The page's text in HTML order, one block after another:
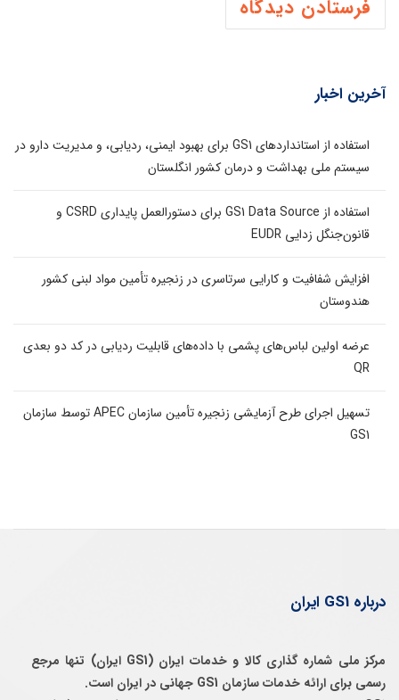
آخرین اخبار
استفاده از استانداردهای GS1 برای بهبود ایمنی، ردیابی، و مدیریت دارو در
سیستم ملی بهداشت و درمان کشور انگلستان
استفاده از GS1 Data Source برای دستورالعمل پایداری CSRD و
قانون‌جنگل زدایی EUDR
افزایش شفافیت و کارایی سرتاسری در زنجیره تأمین مواد لبنی کشور
هندوستان
عرضه اولین لباس‌های پشمی با داده‌های قابلیت ردیابی در کد دو بعدی
QR
تسهیل اجرای طرح آزمایشی زنجیره تأمین سازمان APEC توسط سازمان
GS1
درباره GS1 ایران
مرکز ملی شماره گذاری کالا و خدمات ایران (GS1 ایران) تنها مرجع
رسمی برای ارائه خدمات سازمان GS1 جهانی در ایران است.